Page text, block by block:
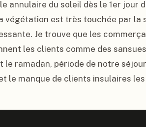
annulaire du soleil dès le 1er jour
végétation est très touchée par la
Je trouve que les
les clients comme des
le ramadan, période de notre
le manque de clients insulaires